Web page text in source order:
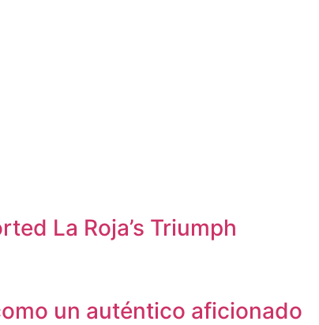
La Roja’s Triumph
un auténtico aficionado